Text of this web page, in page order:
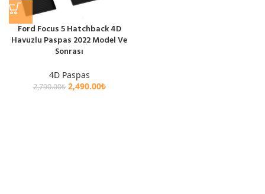
Ford Focus 5 Hatchback 4D
Havuzlu Paspas 2022 Model Ve
Sonrası
4D Paspas
2,790.00₺ 2,490.00₺